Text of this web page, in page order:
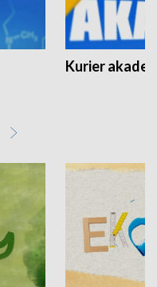
Kurier